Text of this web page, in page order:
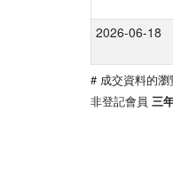
2026-06-18
# 成交資料的
非登記會員 三